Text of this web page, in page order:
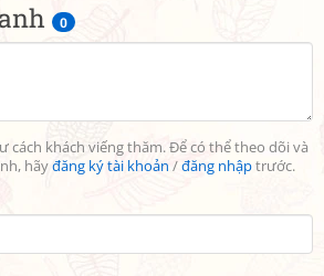
0
cách khách viếng thăm. Để có thể theo dõi và
hãyđăng ký tài khoản /đăng nhậptrước.